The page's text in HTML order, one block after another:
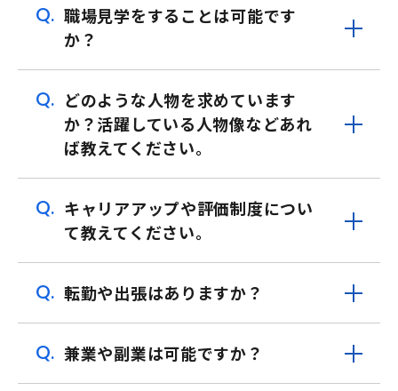
Q. 職場見学をすることは可能です
か？
Q. どのような人物を求めています
か？活躍している人物像などあれ
ば教えてください。
Q. キャリアアップや評価制度につい
て教えてください。
Q. 転勤や出張はありますか？
Q. 兼業や副業は可能ですか？